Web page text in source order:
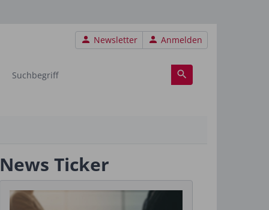
Benutzermenü
Newsletter Anmelden
News Ticker